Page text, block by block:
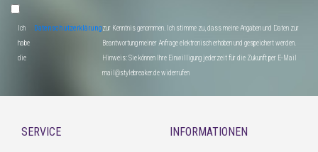
Ich
habe
die
Datenschutzerklärungzur Kenntnis genommen. Ich stimme zu, dass meine Angaben und Daten zur
Beantwortung meiner Anfrage elektronisch erhoben und gespeichert werden.
Hinweis: Sie können Ihre Einwilligung jederzeit für die Zukunft per E-Mail
mail@stylebreaker.de widerrufen
SERVICE INFORMATIONEN